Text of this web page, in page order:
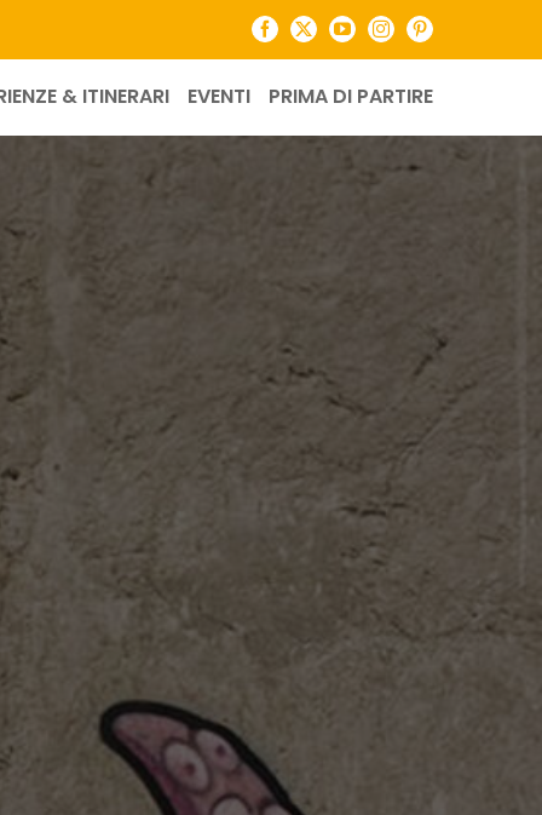
Facebook
X YouTubeInstagramPinterest
& ITINERARI EVENTI PRIMA DI PARTIRE